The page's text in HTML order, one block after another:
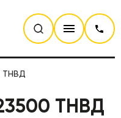
ТНВД
ТНВД